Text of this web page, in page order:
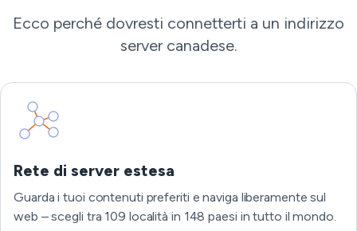
Ecco perché dovresti connetterti a un indirizzo
server canadese.
Rete di server estesa
Guarda i tuoi contenuti preferiti e naviga liberamente sul
web – scegli tra 109 località in 148 paesi in tutto il mondo.